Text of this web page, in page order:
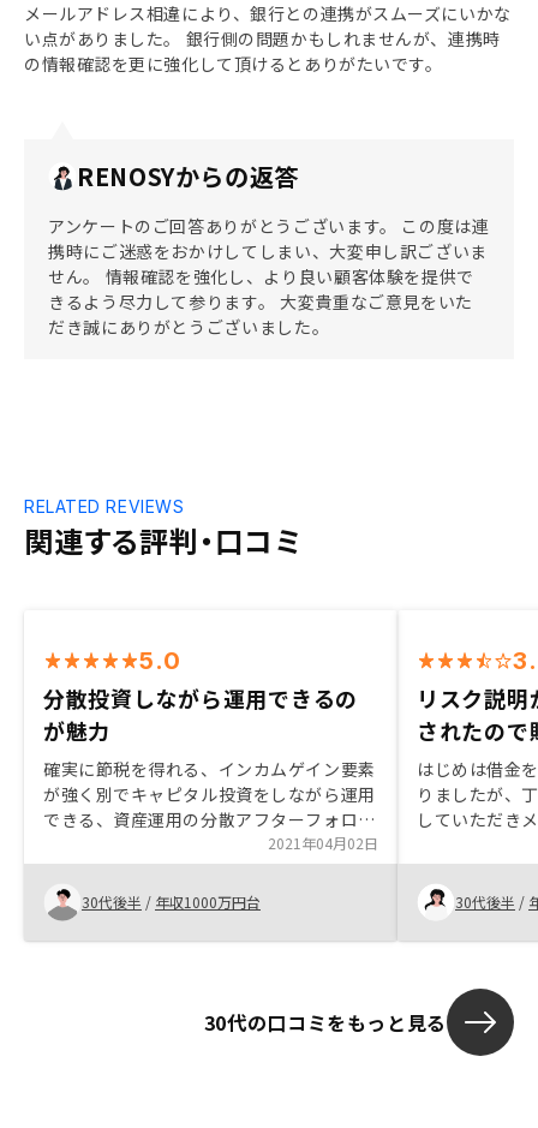
メールアドレス相違により、銀行との連携がスムーズにいかな
い点がありました。 銀行側の問題かもしれませんが、連携時
の情報確認を更に強化して頂けるとありがたいです。
RENOSYからの返答
アンケートのご回答ありがとうございます。 この度は連
携時にご迷惑をおかけしてしまい、大変申し訳ございま
せん。 情報確認を強化し、より良い顧客体験を提供で
きるよう尽力して参ります。 大変貴重なご意見をいた
だき誠にありがとうございました。
関連する評判・口コミ
RELATED REVIEWS
5.0
分散投資しながら運用できるの
が魅力
確実に節税を得れる、インカムゲイン要素
が強く別でキャピタル投資をしながら運用
できる、資産運用の分散アフターフォロー
（まだ始まったばかりなので期待していま
す）
2021年04月02日
30代後半 / 年収1000万円台
リスク説
されたので
はじめは借金
りましたが、
していただき
身に相談に乗
色々なものが
かりやすいの
30代後半 /
30代の口コミをもっと見る